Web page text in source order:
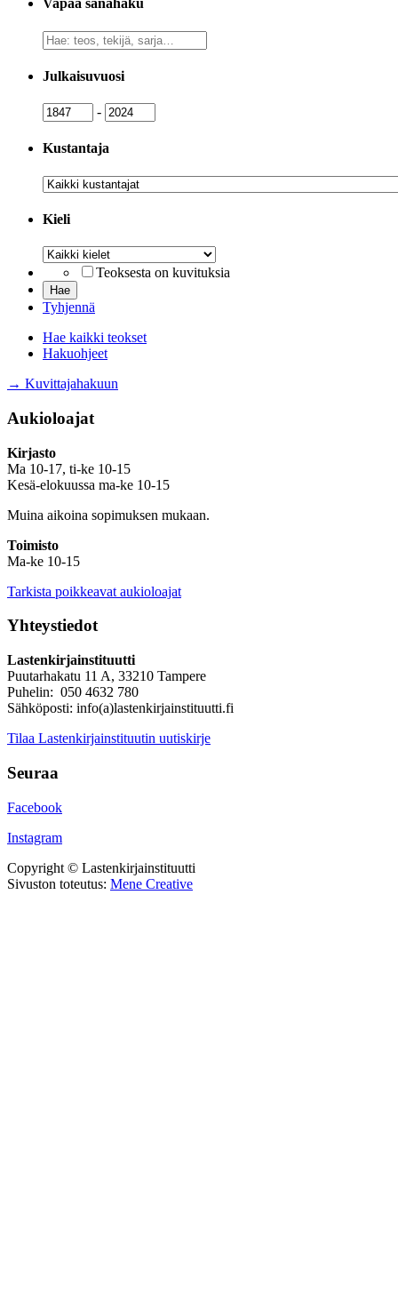
Vapaa sanahaku
Vapaa
sanahaku
Julkaisuvuosi
Julkaisuvuosi
- Julkaisuvuosi
Kustantaja
Kustantaja
Kieli
Kieli
Teoksesta on kuvituksia
Tyhjennä
Hae kaikki teokset
Hakuohjeet
→ Kuvittajahakuun
Aukioloajat
Kirjasto
Ma 10-17, ti-ke 10-15
Kesä-elokuussa ma-ke 10-15
Muina aikoina sopimuksen mukaan.
Toimisto
Ma-ke 10-15
Tarkista poikkeavat aukioloajat
Yhteystiedot
Lastenkirjainstituutti
Puutarhakatu 11 A, 33210 Tampere
Puhelin: 050 4632 780
Sähköposti: info(a)lastenkirjainstituutti.fi
Tilaa Lastenkirjainstituutin uutiskirje
Seuraa
Facebook
Instagram
Copyright © Lastenkirjainstituutti
Sivuston toteutus: Mene Creative